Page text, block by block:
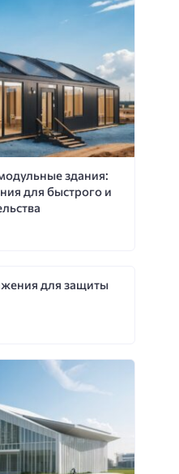
здания:
для быстрого и
для защиты